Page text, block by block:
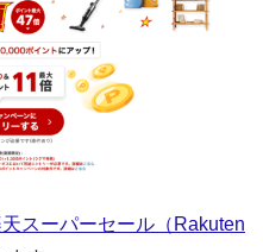
スーパーセール（Rakuten